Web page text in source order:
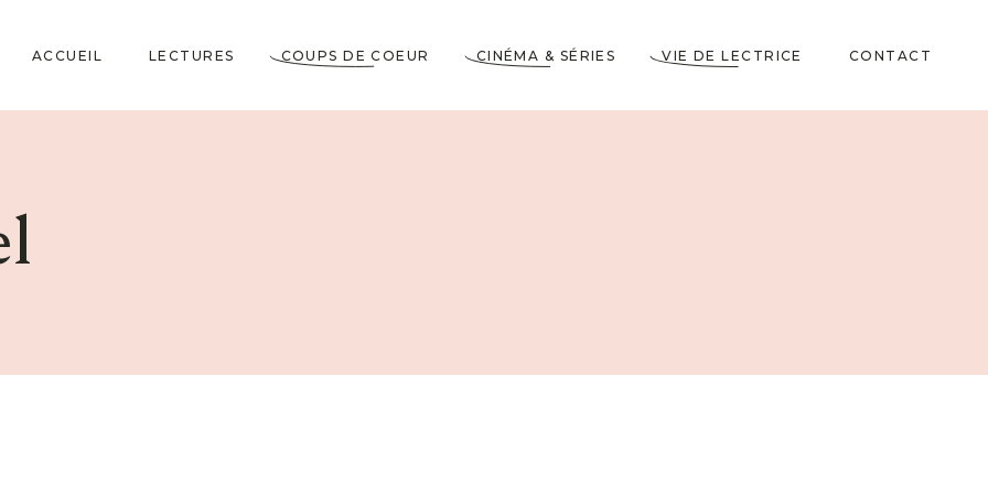
ACCUEIL LECTURES COUPS DE COEUR CINÉMA & SÉRIES VIE DE LECTRICE
moi
CONTACT